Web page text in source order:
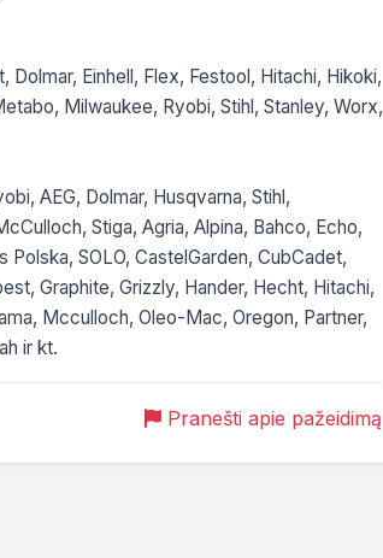
Einhell, Flex, Festool, Hitachi, Hikoki,
Milwaukee, Ryobi, Stihl, Stanley, Worx,
AEG, Dolmar, Husqvarna, Stihl,
Stiga, Agria, Alpina, Bahco, Echo,
SOLO, CastelGarden, CubCadet,
Graphite, Grizzly, Hander, Hecht, Hitachi,
Mcculloch, Oleo-Mac, Oregon, Partner,
ir kt.
Pranešti apie pažeidimą